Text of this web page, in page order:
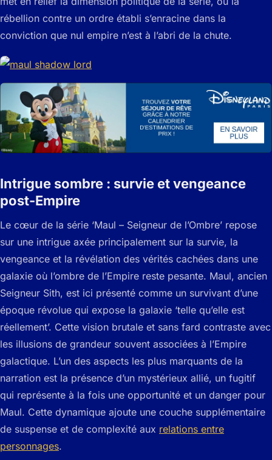
rébellion contre un ordre établi s’enracine dans la
conviction que nul empire n’est à l’abri de la chute.
Intrigue sombre : survie et vengeance
post-Empire
Le cœur de la série ‘Maul – Seigneur de l’Ombre’ repose
sur une intrigue axée principalement sur la survie, la
vengeance et la révélation des vérités cachées dans une
galaxie où l’ombre de l’Empire reste pesante. Maul, ancien
Seigneur Sith, est ici présenté comme un survivant d’une
époque révolue qui expose la galaxie ‘telle qu’elle est
réellement’. Cette vision brutale et sans fard contraste avec
les illusions de grandeur souvent associées à l’Empire
galactique. L’un des aspects les plus marquants de la
narration est la présence d’un mystérieux allié, un fugitif
qui représente à la fois une opportunité et un danger pour
Maul. Cette dynamique ajoute une couche supplémentaire
de suspense et de complexité aux relations entre
personnages.